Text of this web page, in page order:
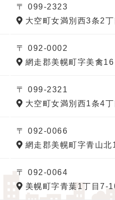
〒 099-2323
大空町女満別西3条2
〒 092-0002
網走郡美幌町字美禽16
〒 099-2321
大空町女満別西1条4
〒 092-0066
網走郡美幌町字青山
〒 092-0064
美幌町字青葉1丁目7-